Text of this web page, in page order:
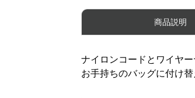
商品説明
ナイロンコードとワイヤー
お手持ちのバッグに付け